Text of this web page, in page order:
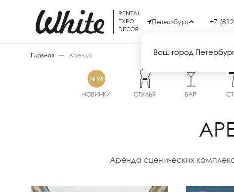
RENTAL
EXPO
DECOR
Петербург
Ваш город
+7
Главная — Аренда
НОВИНКИ СТУЛЬЯ БАР
Аренда сценических